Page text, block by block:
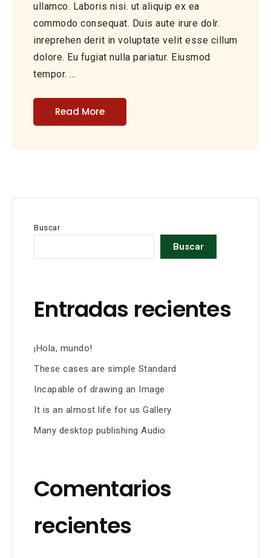
ullamco. Laboris nisi. ut aliquip ex ea
commodo consequat. Duis aute irure dolr.
inreprehen derit in voluptate velit esse cillum
dolore. Eu fugiat nulla pariatur. Eiusmod
tempor. …
Read More
Buscar
Buscar
Entradas recientes
¡Hola, mundo!
These cases are simple Standard
Incapable of drawing an Image
It is an almost life for us Gallery
Many desktop publishing Audio
Comentarios
recientes